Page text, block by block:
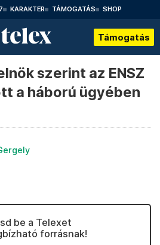
KARAKTER TÁMOGATÁS SHOP
Támogatás
szerint az ENSZ
a háború ügyében
be a Telexet
forrásnak!